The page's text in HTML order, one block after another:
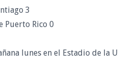
3
Puerto Rico 0
lunes en el Estadio de la